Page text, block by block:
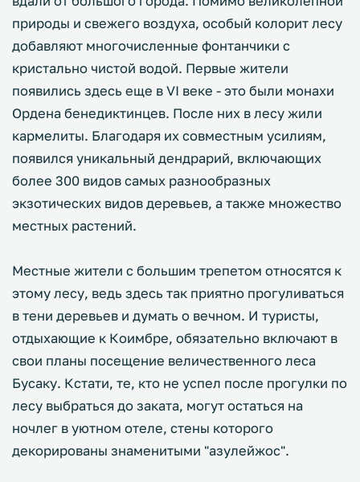
природы и свежего воздуха, особый колорит лесу
добавляют многочисленные фонтанчики с
кристально чистой водой. Первые жители
появились здесь еще в VI веке - это были монахи
Ордена бенедиктинцев. После них в лесу жили
кармелиты. Благодаря их совместным усилиям,
появился уникальный дендрарий, включающих
более 300 видов самых разнообразных
экзотических видов деревьев, а также множество
местных растений.
Местные жители с большим трепетом относятся к
этому лесу, ведь здесь так приятно прогуливаться
в тени деревьев и думать о вечном. И туристы,
отдыхающие к Коимбре, обязательно включают в
свои планы посещение величественного леса
Бусаку. Кстати, те, кто не успел после прогулки по
лесу выбраться до заката, могут остаться на
ночлег в уютном отеле, стены которого
декорированы знаменитыми "азулейжос".